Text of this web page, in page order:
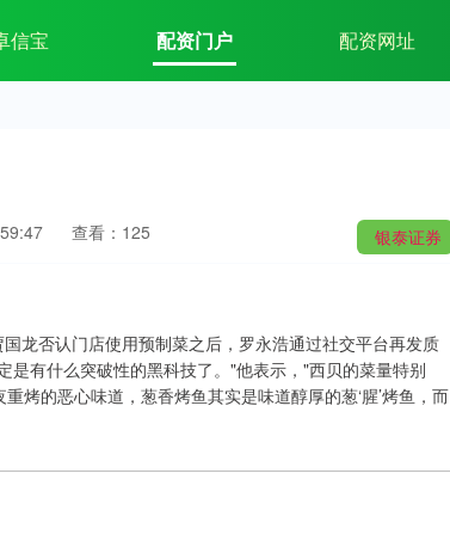
信宝 配资门户 配资网址
银泰证券
查看：125
龙否认门店使用预制菜之后，罗永浩通过社交平台再发质
有什么突破性的黑科技了。"他表示，"西贝的菜量特别
烤的恶心味道，葱香烤鱼其实是味道醇厚的葱‘腥’烤鱼，而